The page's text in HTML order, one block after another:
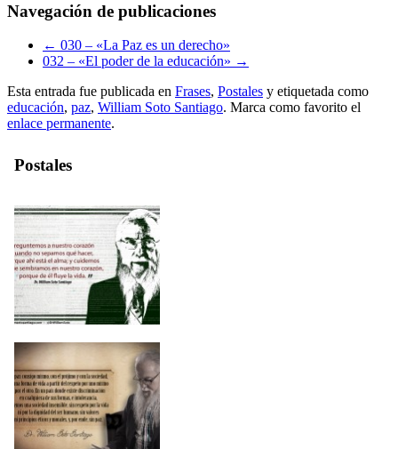
Navegación de publicaciones
← 030 – «La Paz es un derecho»
032 – «El poder de la educación» →
Esta entrada fue publicada en Frases, Postales y etiquetada como
educación, paz, William Soto Santiago. Marca como favorito el
enlace permanente.
Postales